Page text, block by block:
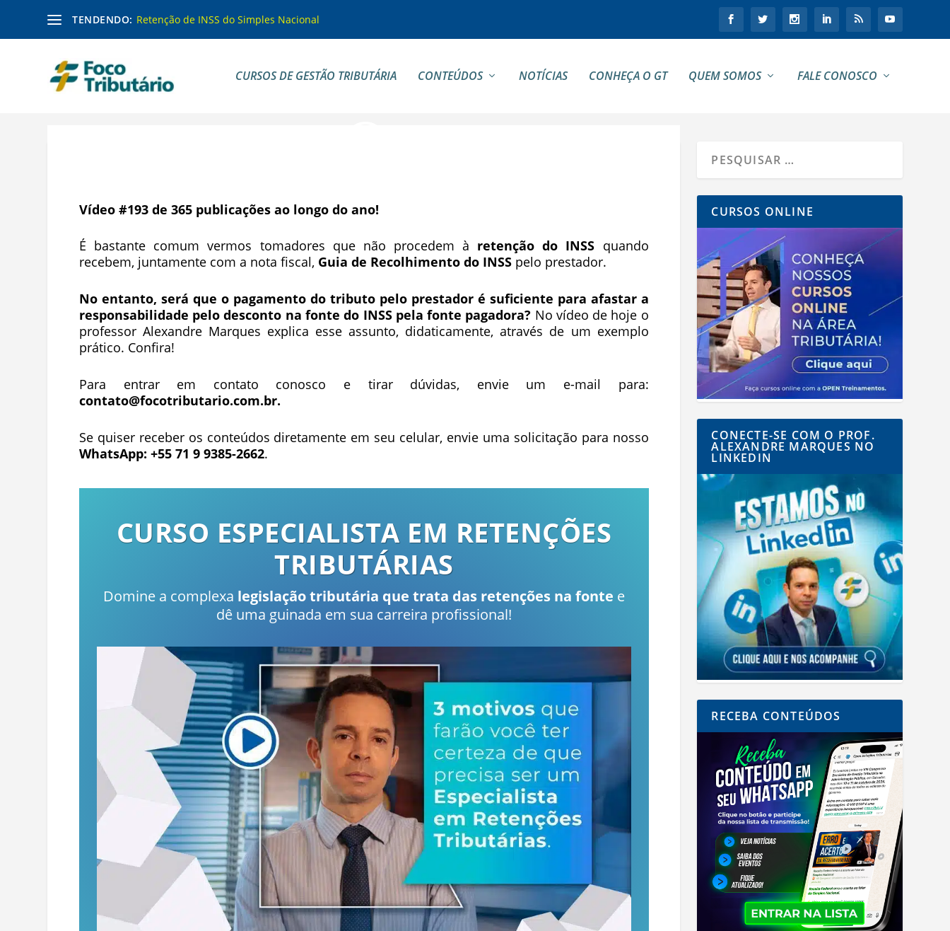
TENDENDO: Retenção de INSS do Simples Nacional
CURSOS DE GESTÃO TRIBUTÁRIA CONTEÚDOS NOTÍCIAS CONHEÇA O GT QUEM SOMOS FALE CONOSCO
Vídeo #193 de 365 publicações ao longo do ano!
É bastante comum vermos tomadores que não procedem à retenção do INSS quando
recebem, juntamente com a nota fiscal, Guia de Recolhimento do INSSpelo prestador.
No entanto, será que o pagamento do tributo pelo prestador é suficiente para afastar a
responsabilidade pelo desconto na fonte do INSS pela fonte pagadora? No vídeo de hoje o
professor Alexandre Marques explica esse assunto, didaticamente, através de um exemplo
prático. Confira!
Para entrar em contato conosco e tirar dúvidas, envie um e-mail para:
contato@focotributario.com.br.
Se quiser receber os conteúdos diretamente em seu celular, envie uma solicitação para nosso
WhatsApp: +55 71 9 9385-2662.
CURSO ESPECIALISTA EM RETENÇÕES
TRIBUTÁRIAS
Domine a complexa legislação tributária que trata das retenções na fonte e
dê uma guinada em sua carreira profissional!
CURSOS ONLINE
CONECTE-SE COM O PROF.
ALEXANDRE MARQUES NO
LINKEDIN
RECEBA CONTEÚDOS